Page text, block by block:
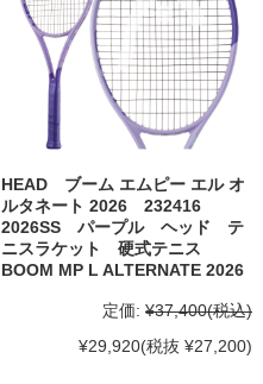
HEAD ブーム エムピー エル オ
ルタネート 2026 232416
2026SS パープル ヘッド テ
ニスラケット 硬式テニス
BOOM MP L ALTERNATE 2026
定価: ¥37,400(税込)
¥29,920(税抜 ¥27,200)